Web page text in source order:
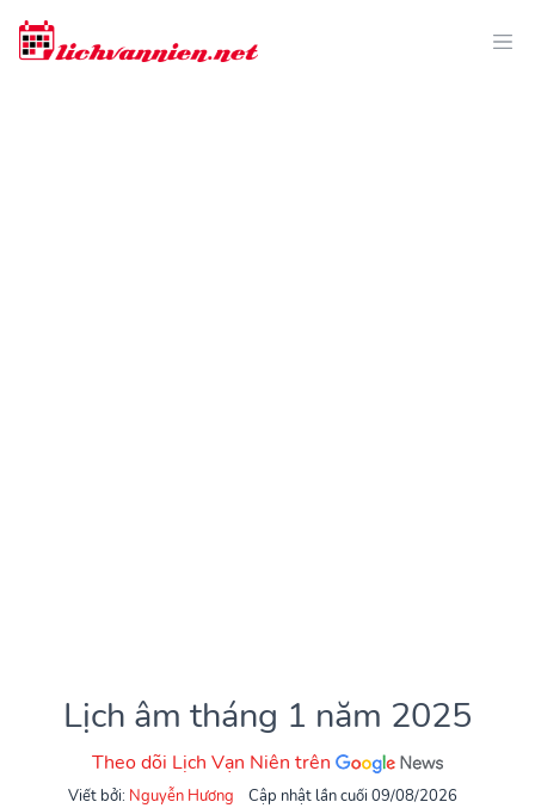
Lịch âm tháng 1 năm 2025
Theo dõi Lịch Vạn Niên trên
Viết bởi: Nguyễn Hương
Cập nhật lần cuối 09/08/2026